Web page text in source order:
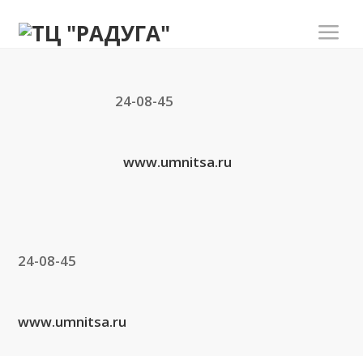
24-08-45
www.umnitsa.ru
24-08-45
www.umnitsa.ru